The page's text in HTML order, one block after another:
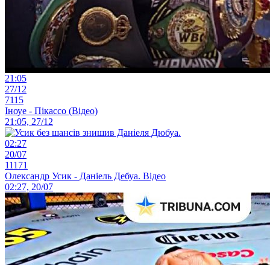
21:05
27/12
7115
Іноуе - Пікассо (Відео)
21:05, 27/12
02:27
20/07
11171
Олександр Усик - Даніель Дебуа. Відео
02:27, 20/07